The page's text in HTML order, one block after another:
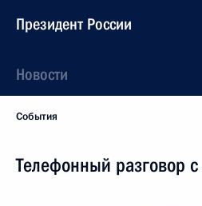
Президент России
Новости
События
Телефонный разговор